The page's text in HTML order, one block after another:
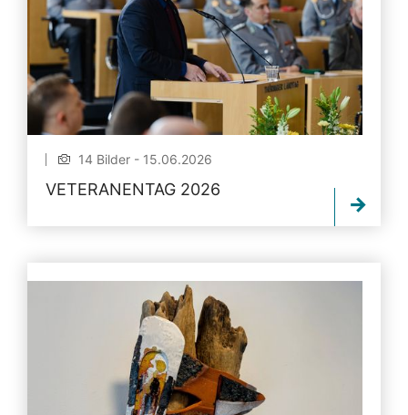
14 Bilder - 15.06.2026
VETERANENTAG 2026